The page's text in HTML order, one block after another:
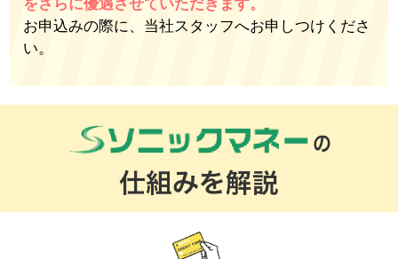
をさらに優遇させていただきます。
お申込みの際に、当社スタッフへお申しつけくださ
い。